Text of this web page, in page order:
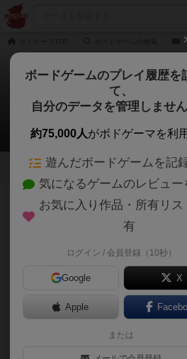
オブセッシ
TM of Yokohamaさんの
4 5
312名 4名 0 1年以上前
【メイン要素】手札管理＋拡大再
【ルール理解】やることはシン
【手番選択肢】タイル効果を使う
ボードゲームのプレイ履歴を
て、
自分のデータを管理しませ
約75,000人がボドゲーマを利
遊んだボードゲームを記
気になるゲームのレビュー
お気に入り作品・所有リス
有
ログイン / 会員登録（10秒）
Google X
Apple
または